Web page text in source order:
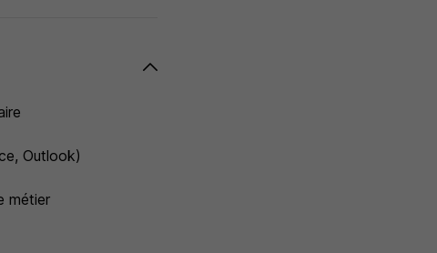
Outlook)
métier